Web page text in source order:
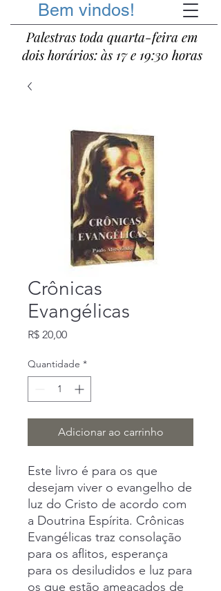
Bem vindos!
Palestras toda quarta-feira em
dois horários: às 17 e 19:30 horas
Crônicas
Evangélicas
R$ 20,00Preço
Quantidade *
Adicionar ao carrinho
Este livro é para os que
desejam viver o evangelho de
luz do Cristo de acordo com
a Doutrina Espírita. Crônicas
Evangélicas traz consolação
para os aflitos, esperança
para os desiludidos e luz para
os que estão ameaçados de